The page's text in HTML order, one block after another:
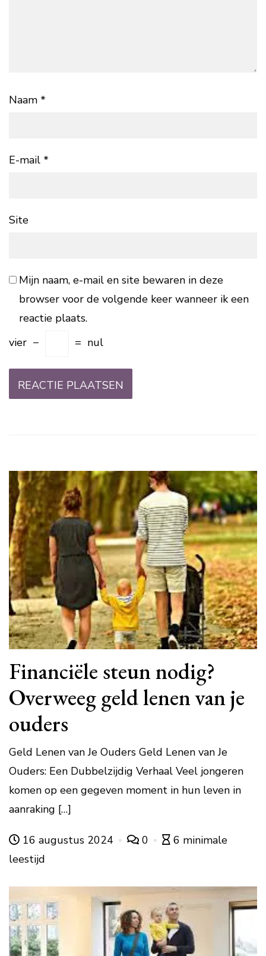
Naam *
E-mail *
Site
Mijn naam, e-mail en site bewaren in deze
browser voor de volgende keer wanneer ik een
reactie plaats.
vier − = nul
Financiële steun nodig?
Overweeg geld lenen van je
ouders
Geld Lenen van Je Ouders Geld Lenen van Je
Ouders: Een Dubbelzijdig Verhaal Veel jongeren
komen op een gegeven moment in hun leven in
aanraking […]
16 augustus 2024 0
6 minimale
leestijd